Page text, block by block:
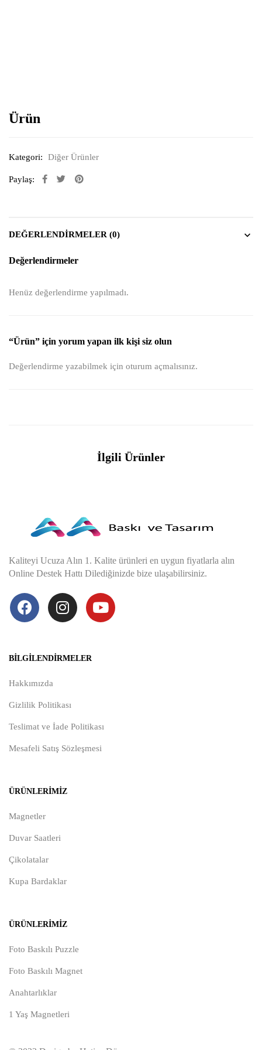
Ürün
Kategori: Diğer Ürünler
Paylaş:
DEĞERLENDIRMELER (0)
Değerlendirmeler
Henüz değerlendirme yapılmadı.
“Ürün” için yorum yapan ilk kişi siz olun
Değerlendirme yazabilmek için oturum açmalısınız.
İlgili Ürünler
Kaliteyi Ucuza Alın 1. Kalite ürünleri en uygun fiyatlarla alın
Online Destek Hattı Dilediğinizde bize ulaşabilirsiniz.
BILGILENDIRMELER
Hakkımızda
Gizlilik Politikası
Teslimat ve İade Politikası
Mesafeli Satış Sözleşmesi
ÜRÜNLERIMIZ
Magnetler
Duvar Saatleri
Çikolatalar
Kupa Bardaklar
ÜRÜNLERIMIZ
Foto Baskılı Puzzle
Foto Baskılı Magnet
Anahtarlıklar
1 Yaş Magnetleri